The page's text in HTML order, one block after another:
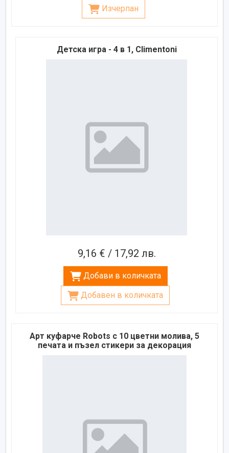
Изчерпан
Детска игра - 4 в 1, Climentoni
9,16 € / 17,92 лв.
Добави в количката
Добавен в количката
Арт куфарче Robots с 10 цветни молива, 5
печата и пъзел стикери за декорация